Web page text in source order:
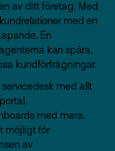
av ditt företag. Med
med en
En
kan spåra,
kundförfrågningar.
med allt
med mera.
möjligt för
av